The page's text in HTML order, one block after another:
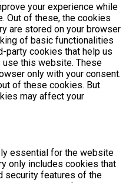
your experience while
Out of these, the cookies
are stored on your browser
of basic functionalities
party cookies that help us
use this website. These
only with your consent.
of these cookies. But
may affect your
essential for the website
only includes cookies that
security features of the